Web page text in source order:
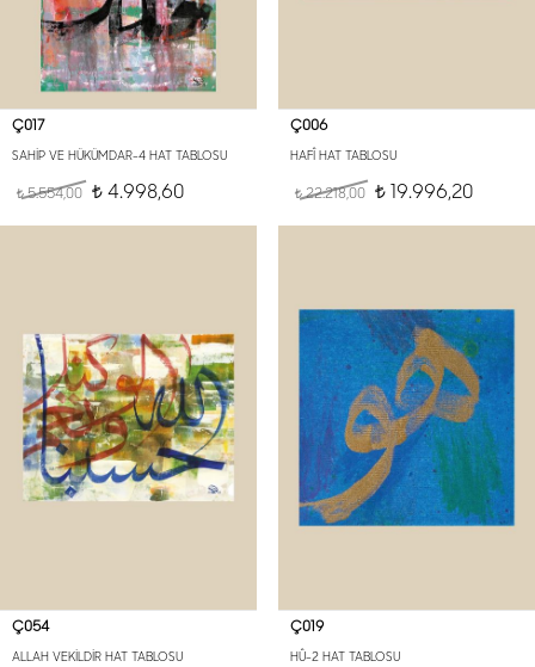
Ç017
SAHİP VE HÜKÜMDAR-4 HAT TABLOSU
t5.554,00 t 4.998,60
Ç006
HAFÎ HAT TABLOSU
t22.218,00 t19.996,20
Ç054
ALLAH VEKİLDİR HAT TABLOSU
Ç019
HÛ-2 HAT TABLOSU